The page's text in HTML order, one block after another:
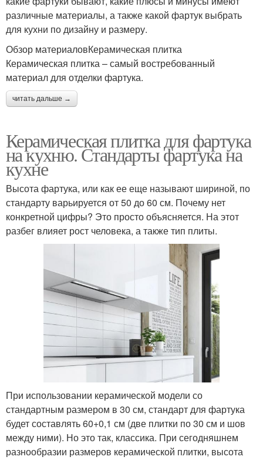
различные материалы, а также какой фартук выбрать
для кухни по дизайну и размеру.
Обзор материаловКерамическая плитка
Керамическая плитка – самый востребованный
материал для отделки фартука.
читать дальше →
Керамическая плитка для фартука
на кухню. Стандарты фартука на
кухне
Высота фартука, или как ее еще называют шириной, по
стандарту варьируется от 50 до 60 см. Почему нет
конкретной цифры? Это просто объясняется. На этот
разбег влияет рост человека, а также тип плиты.
При использовании керамической модели со
стандартным размером в 30 см, стандарт для фартука
будет составлять 60+0,1 см (две плитки по 30 см и шов
между ними). Но это так, классика. При сегодняшнем
разнообразии размеров керамической плитки, высота